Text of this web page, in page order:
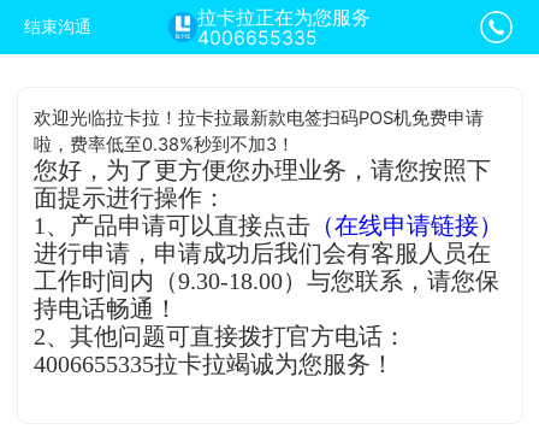
结束沟通
拉卡拉正在为您服务
4006655335
欢迎光临拉卡拉！拉卡拉最新款电签扫码POS机免费申请
啦，费率低至0.38%秒到不加3！
您好，为了更方便您办理业务，请您按照下
面提示进行操作：
1、产品申请可以直接点击 （在线申请链接）
进行申请，申请成功后我们会有客服人员在
工作时间内（9.30-18.00）与您联系，请您保
持电话畅通！
2、其他问题可直接拨打官方电话：
4006655335拉卡拉竭诚为您服务！